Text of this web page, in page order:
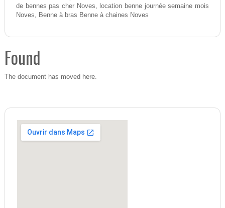
de bennes pas cher Noves, location benne journée semaine mois
Noves, Benne à bras Benne à chaines Noves
Found
The document has moved here.